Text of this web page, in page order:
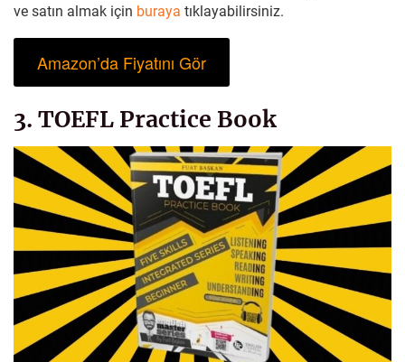
ve satın almak için buraya tıklayabilirsiniz.
Amazon’da Fiyatını Gör
3. TOEFL Practice Book